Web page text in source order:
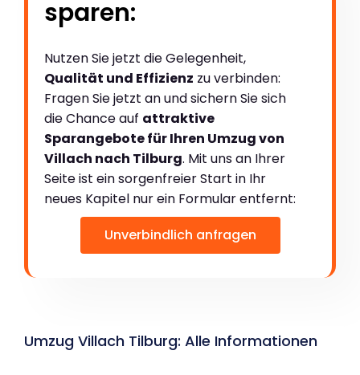
sparen:
Nutzen Sie jetzt die Gelegenheit,
Qualität und Effizienz zu verbinden:
Fragen Sie jetzt an und sichern Sie sich
die Chance auf attraktive
Sparangebote für Ihren Umzug von
Villach nach Tilburg. Mit uns an Ihrer
Seite ist ein sorgenfreier Start in Ihr
neues Kapitel nur ein Formular entfernt:
Unverbindlich anfragen
Umzug Villach Tilburg: Alle Informationen